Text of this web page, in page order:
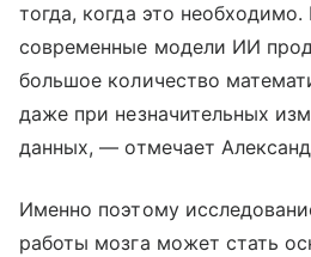
тогда, когда это
современные модели ИИ
большое количество
даже при незначительных
данных, — отмечает
Именно поэтому
работы мозга может стать